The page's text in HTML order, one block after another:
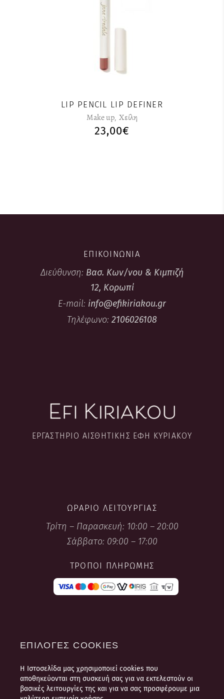
Αυτό
το
προϊόν
Οι
να
επιλεγούν
στη
LIP PENCIL LIP DEFINER
Make up, Χείλη
23,00€
ΕΠΙΚΟΙΝΩΝΙΑ
Διεύθυνση: Βασ. Κων/νου & Κιμπιζή
12, Κορωπί
E-mail: info@efikiriakou.gr
Τηλέφωνο: 2106026108
ΕΡΓΑΣΤΉΡΙΟ ΑΙΣΘΗΤΙΚΉΣ ΈΦΗ ΚΥΡΙΑΚΟΎ
ΩΡΆΡΙΟ ΛΕΙΤΟΥΡΓΊΑΣ
Τρίτη – Παρασκευή: 10:00 – 20:00
Σάββατο: 09:00 – 17:00
ΤΡΌΠΟΙ ΠΛΗΡΩΜΉΣ
ΌΡΟΙ ΧΡΉΣΗΣ
ΠΛΗΡΟΦΟΡΊΕΣ ΠΛΗΡΩΜΉΣ ΚΑΙ
ΑΠΟΣΤΟΛΉΣ
ΕΠΙΛΟΓΈΣ COOKIES
Η Ιστοσελίδα μας χρησιμοποιεί cookies που
αποθηκεύονται στη συσκευή σας για να εκτελεστούν οι
βασικές λειτουργίες της και για να σας προσφέρουμε μια